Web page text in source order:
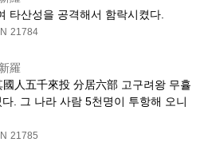
타산성을 공격해서 함락시켰다.
21784
羅
人五千來投 分居六部 고구려왕 무휼
. 그 나라 사람 5천명이 투항해 오니
21785